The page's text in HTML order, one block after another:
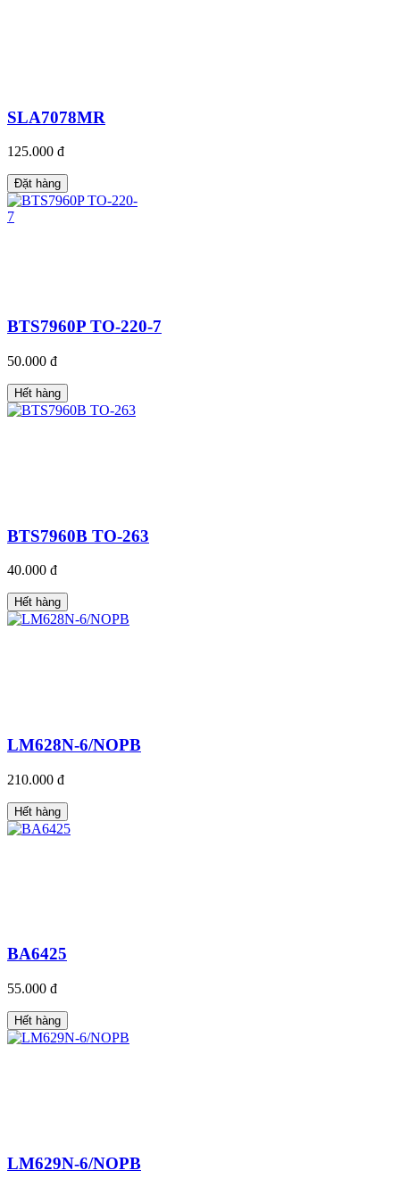
SLA7078MR
125.000 đ
Đặt hàng
BTS7960P TO-220-7
50.000 đ
Hết hàng
BTS7960B TO-263
40.000 đ
Hết hàng
LM628N-6/NOPB
210.000 đ
Hết hàng
BA6425
55.000 đ
Hết hàng
LM629N-6/NOPB